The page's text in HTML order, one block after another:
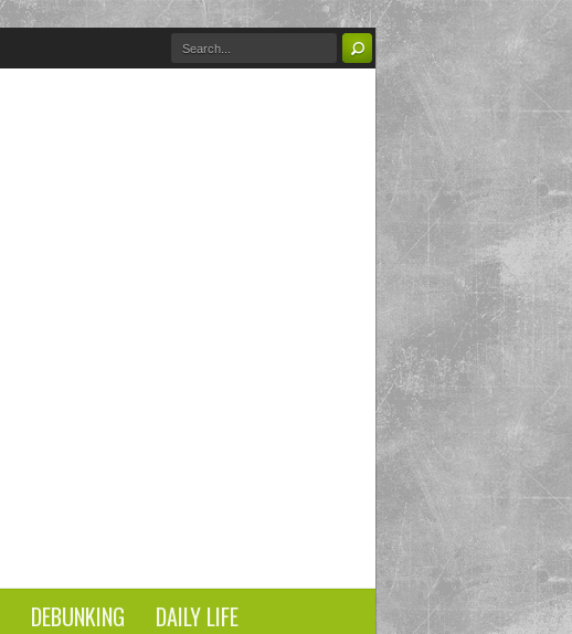
DEBUNKING DAILY LIFE